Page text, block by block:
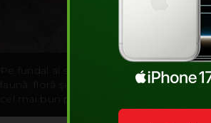
Pe fundal ai să auzi voci prietenoase
faună, floră şi comunităţi umane, dar şi
cel mai bun prieten îţi va fi aproape –